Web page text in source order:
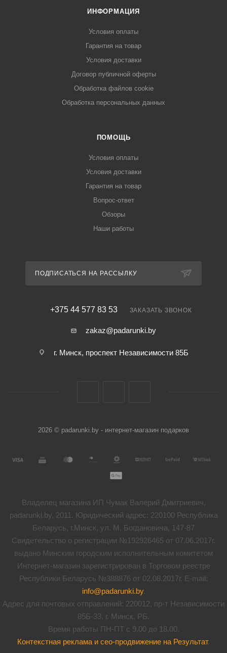
ИНФОРМАЦИЯ
Условия оплаты
Гарантия на товар
Условия доставки
Договор публичной оферты
Обработка файлов cookie
Обработка персональных данных
ПОМОЩЬ
Условия оплаты
Условия доставки
Гарантия на товар
Вопрос-ответ
Обзоры
Наши работы
ПОДПИСАТЬСЯ НА РАССЫЛКУ
+375 44 577 83 53 ЗАКАЗАТЬ ЗВОНОК
zakaz@padarunki.by
г. Минск, проспект Независимости 85Б
2026 © padarunki.by - интернет-магазин подарков
Владелец магазина ИП Чумак Валерий Дмитриевич,
padarunki.by, 2011. Юридический адрес: 220100 Республика
Беларусь, г.Минск, ул. М. Богдановича, 147-87
Свидетельство о регистрации №192926465 от 07.06.2017г.
выдано Минским городским исполнительным комитетом
Интернет-магазин зарегистрирован в Торговом реестре
Республики Беларусь №388876 от 02.08.2017г. E-mail:
info@padarunki.by.
Адрес для почтовых отправлений: 220012, пр-т Независимости
85Б-33, г. Минск, РБ.
Время работы ПН-ПТ с 9.00 до 18.00.
Контекстная реклама и сео-продвижение на Результат.